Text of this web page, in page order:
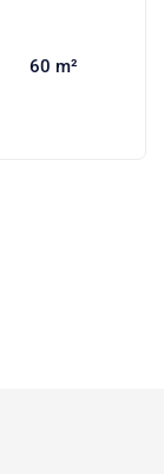
60 m²